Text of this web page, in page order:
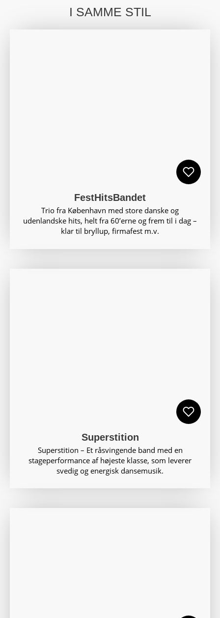
I SAMME STIL
FestHitsBandet
Trio fra København med store danske og
udenlandske hits, helt fra 60’erne og frem til i dag –
klar til bryllup, firmafest m.v.
Superstition
Superstition – Et råsvingende band med en
stageperformance af højeste klasse, som leverer
svedig og energisk dansemusik.